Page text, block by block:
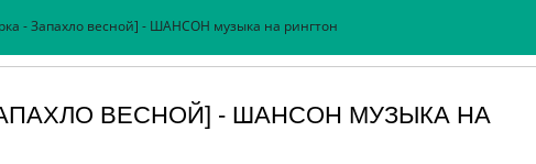
- Запахло весной] - ШАНСОН музыка на рингтон
ВЕСНОЙ] - ШАНСОН МУЗЫКА НА